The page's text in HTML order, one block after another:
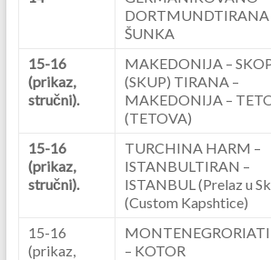
DORTMUNDTIRANA
ŠUNKA
15-16
(prikaz,
stručni).
MAKEDONIJA –
(SKUP) TIRANA –
MAKEDONIJA –
(TETOVA)
15-16
(prikaz,
stručni).
TURCHINA HARM –
ISTANBULTIRAN –
ISTANBUL (Prelaz u
(Custom Kapshtice)
15-16
(prikaz,
– KOTOR